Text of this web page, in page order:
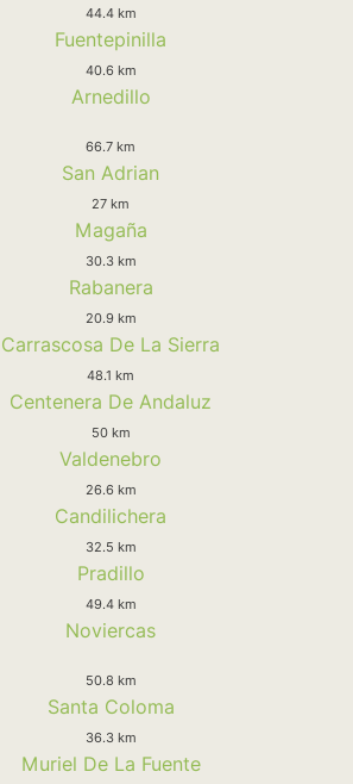
44.4 km
Fuentepinilla
40.6 km
Arnedillo
66.7 km
San Adrian
27 km
Magaña
30.3 km
Rabanera
20.9 km
Carrascosa De La Sierra
48.1 km
Centenera De Andaluz
50 km
Valdenebro
26.6 km
Candilichera
32.5 km
Pradillo
49.4 km
Noviercas
50.8 km
Santa Coloma
36.3 km
Muriel De La Fuente